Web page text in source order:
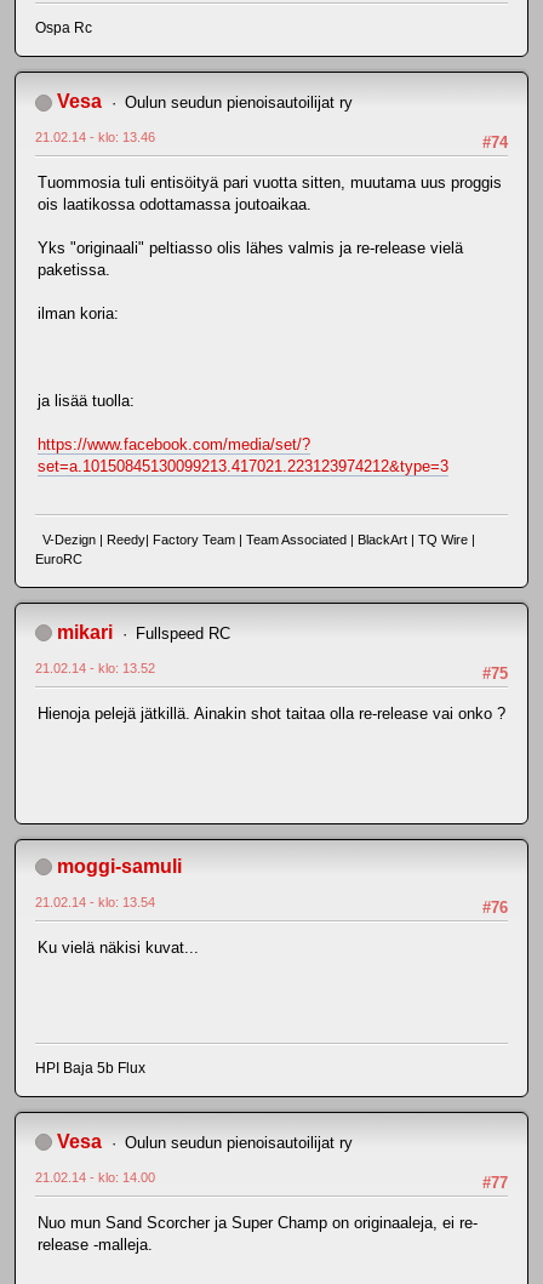
Ospa Rc
Vesa Oulun seudun pienoisautoilijat ry
#74
21.02.14 - klo: 13.46
Tuommosia tuli entisöityä pari vuotta sitten, muutama uus proggis
ois laatikossa odottamassa joutoaikaa.
Yks "originaali" peltiasso olis lähes valmis ja re-release vielä
paketissa.
ilman koria:
ja lisää tuolla:
https://www.facebook.com/media/set/?
set=a.10150845130099213.417021.223123974212&type=3
V-Dezign | Reedy| Factory Team | Team Associated | BlackArt | TQ Wire |
EuroRC
mikari Fullspeed RC
#75
21.02.14 - klo: 13.52
Hienoja pelejä jätkillä. Ainakin shot taitaa olla re-release vai onko ?
moggi-samuli
#76
21.02.14 - klo: 13.54
Ku vielä näkisi kuvat...
HPI Baja 5b Flux
Vesa Oulun seudun pienoisautoilijat ry
#77
21.02.14 - klo: 14.00
Nuo mun Sand Scorcher ja Super Champ on originaaleja, ei re-
release -malleja.